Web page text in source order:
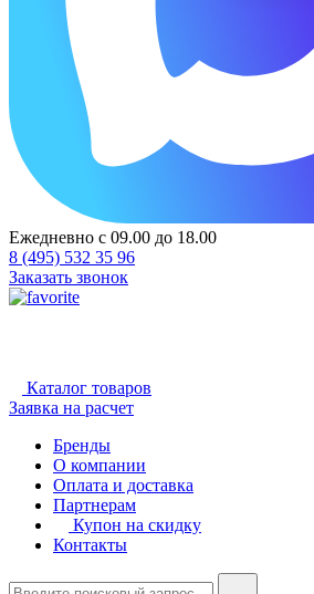
Ежедневно с 09.00 до 18.00
8 (495) 532 35 96
Заказать звонок
Каталог товаров
Заявка на расчет
Бренды
О компании
Оплата и доставка
Партнерам
Купон на скидку
Контакты